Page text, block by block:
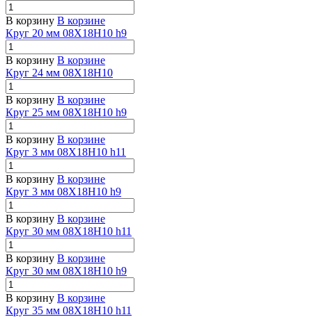
В корзину В корзине
Круг 20 мм 08Х18Н10 h9
В корзину В корзине
Круг 24 мм 08Х18Н10
В корзину В корзине
Круг 25 мм 08Х18Н10 h9
В корзину В корзине
Круг 3 мм 08Х18Н10 h11
В корзину В корзине
Круг 3 мм 08Х18Н10 h9
В корзину В корзине
Круг 30 мм 08Х18Н10 h11
В корзину В корзине
Круг 30 мм 08Х18Н10 h9
В корзину В корзине
Круг 35 мм 08Х18Н10 h11